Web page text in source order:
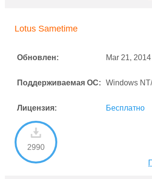
Lotus Sametime
Обновлен: Mar 21, 2014
Поддерживаемая ОС: Windows
Лицензия: Бесплатно
2990